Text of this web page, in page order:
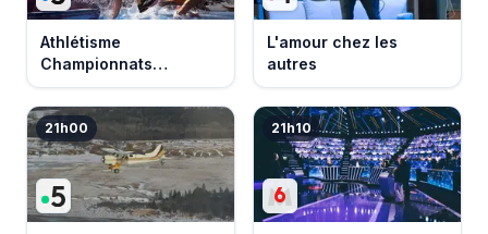
Athlétisme
Championnats
d'Europe 2026
L'amour chez les
autres
21h00 21h10